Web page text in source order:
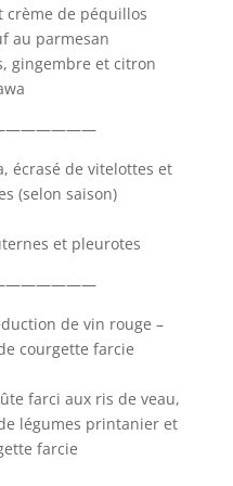
crème de péquillos
au parmesan
gingembre et citron
écrasé de vitelottes et
(selon saison)
et pleurotes
de vin rouge –
courgette farcie
farci aux ris de veau,
légumes printanier et
farcie